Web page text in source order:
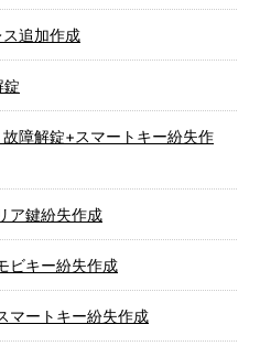
追加作成
錠
障解錠+スマートキー紛失作
ア鍵紛失作成
ビキー紛失作成
ートキー紛失作成